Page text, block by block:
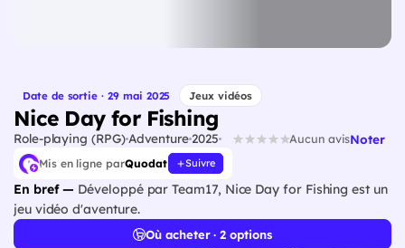
Date de sortie · 29 mai 2025 Jeux vidéos
Nice Day for Fishing
Role-playing (RPG)Adventure 2025 Aucun avisNoter
Mis en ligne parQuodat Suivre
En bref — Développé par Team17, Nice Day for Fishing est un
jeu vidéo d'aventure.
Où acheter · 2 options